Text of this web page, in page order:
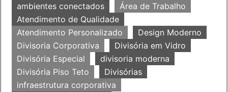
ambientes conectados
Área de Trabalho
Atendimento de Qualidade
Atendimento Personalizado
Design Moderno
Divisoria Corporativa
Divisória em Vidro
Divisória Especial
divisoria moderna
Divisória Piso Teto
Divisórias
infraestrutura corporativa